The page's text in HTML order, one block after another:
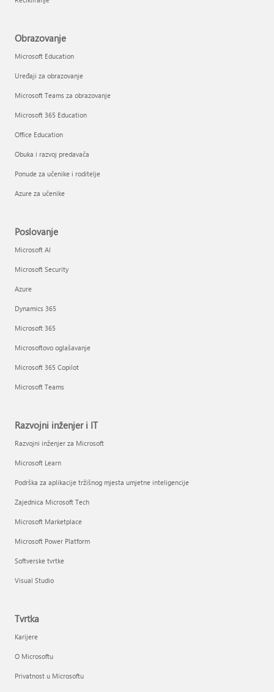
Obrazovanje
Microsoft Education
Uređaji za obrazovanje
Microsoft Teams za obrazovanje
Microsoft 365 Education
Office Education
Obuka i razvoj predavača
Ponude za učenike i roditelje
Azure za učenike
Poslovanje
Microsoft AI
Microsoft Security
Azure
Dynamics 365
Microsoft 365
Microsoftovo oglašavanje
Microsoft 365 Copilot
Microsoft Teams
Razvojni inženjer i IT
Razvojni inženjer za Microsoft
Microsoft Learn
Podrška za aplikacije tržišnog mjesta umjetne inteligencije
Zajednica Microsoft Tech
Microsoft Marketplace
Microsoft Power Platform
Softverske tvrtke
Visual Studio
Tvrtka
Karijere
O Microsoftu
Privatnost u Microsoftu